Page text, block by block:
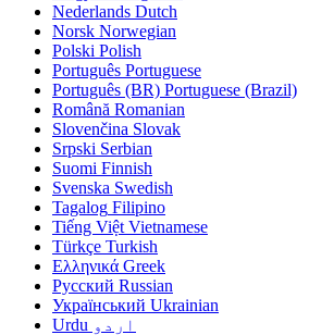
Nederlands Dutch
Norsk Norwegian
Polski Polish
Português Portuguese
Português (BR) Portuguese (Brazil)
Română Romanian
Slovenčina Slovak
Srpski Serbian
Suomi Finnish
Svenska Swedish
Tagalog Filipino
Tiếng Việt Vietnamese
Türkçe Turkish
Ελληνικά Greek
Русский Russian
Український Ukrainian
اردو Urdu